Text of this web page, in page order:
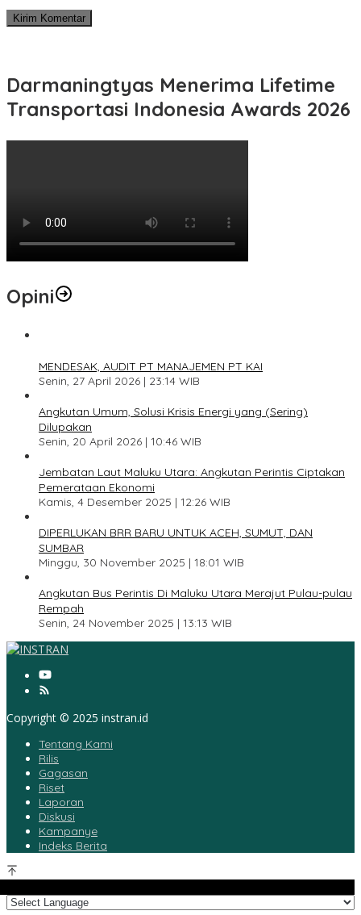
Darmaningtyas Menerima Lifetime
Transportasi Indonesia Awards 2026
Opini
MENDESAK, AUDIT PT MANAJEMEN PT KAI
Senin, 27 April 2026 | 23:14 WIB
Angkutan Umum, Solusi Krisis Energi yang (Sering)
Dilupakan
Senin, 20 April 2026 | 10:46 WIB
Jembatan Laut Maluku Utara: Angkutan Perintis Ciptakan
Pemerataan Ekonomi
Kamis, 4 Desember 2025 | 12:26 WIB
DIPERLUKAN BRR BARU UNTUK ACEH, SUMUT, DAN
SUMBAR
Minggu, 30 November 2025 | 18:01 WIB
Angkutan Bus Perintis Di Maluku Utara Merajut Pulau-pulau
Rempah
Senin, 24 November 2025 | 13:13 WIB
Copyright © 2025 instran.id
Tentang Kami
Rilis
Gagasan
Riset
Laporan
Diskusi
Kampanye
Indeks Berita